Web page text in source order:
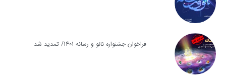
فراخوان جشنواره نانو و رسانه 1401/ تمدید شد